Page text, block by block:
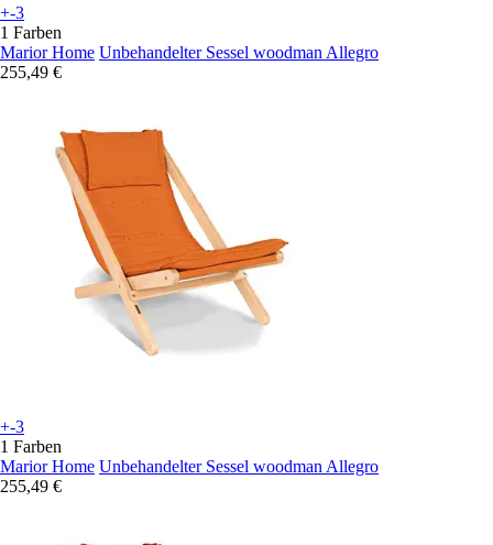
+-3
1 Farben
Marior Home Unbehandelter Sessel woodman Allegro
255,49 €
+-3
1 Farben
Marior Home Unbehandelter Sessel woodman Allegro
255,49 €